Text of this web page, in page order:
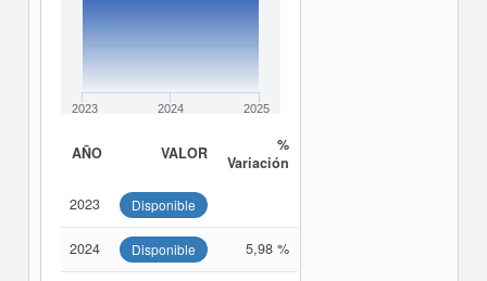
2023 2024 2025
AÑO VALOR
%
Variación
2023 Disponible
2024 Disponible 5,98 %